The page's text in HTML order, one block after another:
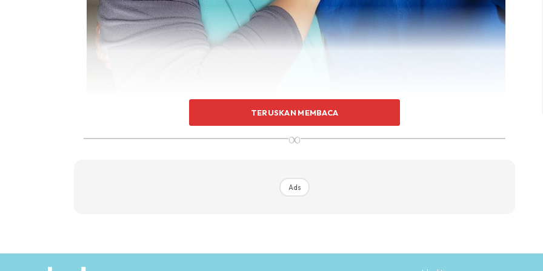
Menerusi perkongsian terbarunya di laman instagram, Dr Halina memberitahu berat anak dalam
kandungannya kini sudah mencecah 3.0 kilogram (KG).
TERUSKAN MEMBACA
∞
Ads